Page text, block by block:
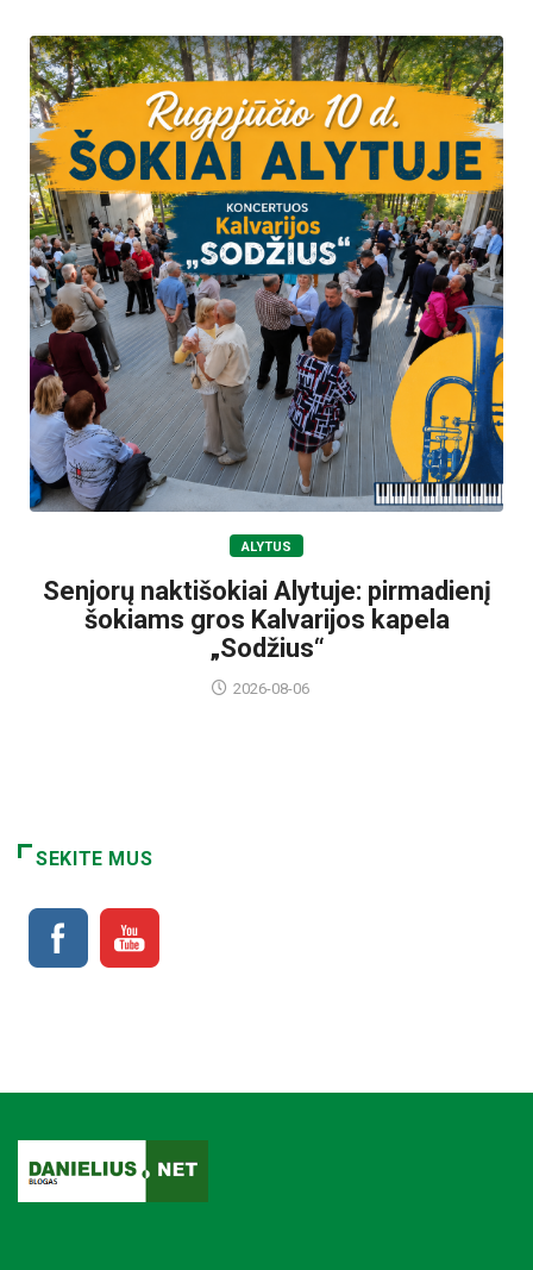
ALYTUS
Senjorų naktišokiai Alytuje: pirmadienį
šokiams gros Kalvarijos kapela
„Sodžius“
2026-08-06
SEKITE MUS